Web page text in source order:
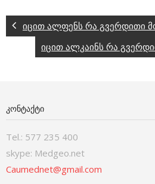
იცით ალფენს რა გვერდითი
იცით ალკაინს რა
ᲙᲝᲜᲢᲐᲥᲢᲘ
Tel.: 577 235 400
skype: Medgeo.net
Caumednet@gmail.com